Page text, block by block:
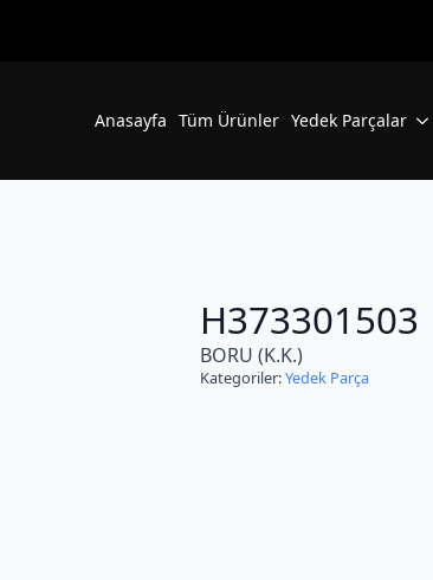
Anasayfa Tüm Ürünler Yedek Parçalar
H373301503
BORU (K.K.)
Kategoriler:Yedek Parça